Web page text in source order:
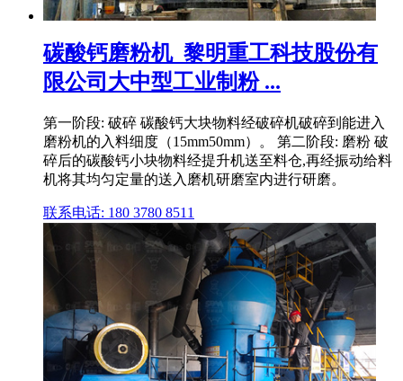
碳酸钙磨粉机_黎明重工科技股份有
限公司大中型工业制粉 ...
第一阶段: 破碎 碳酸钙大块物料经破碎机破碎到能进入
磨粉机的入料细度（15mm50mm）。 第二阶段: 磨粉 破
碎后的碳酸钙小块物料经提升机送至料仓,再经振动给料
机将其均匀定量的送入磨机研磨室内进行研磨。
联系电话: 180 3780 8511